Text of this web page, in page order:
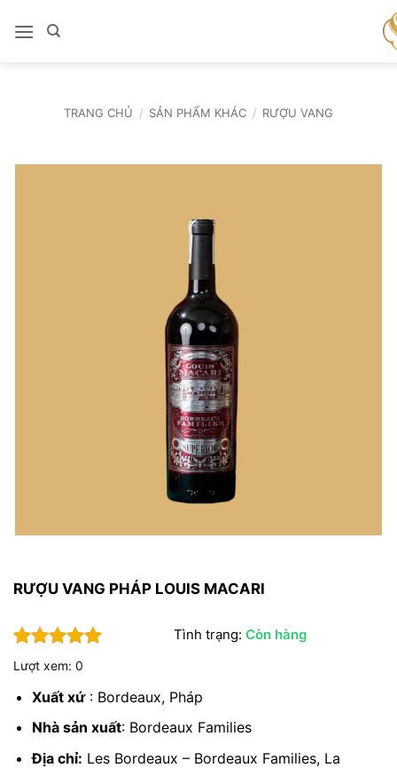
qua
TRANG CHỦ / SẢN PHẨM KHÁC / RƯỢU VANG
RƯỢU VANG PHÁP LOUIS MACARI
5trên 5
dựa trên
1
đánh giá
Tình trạng:Còn hàng
Lượt xem: 0
Xuất xứ: Bordeaux, Pháp
Nhà sản xuất: Bordeaux Families
Địa chỉ: Les Bordeaux – Bordeaux Families, La